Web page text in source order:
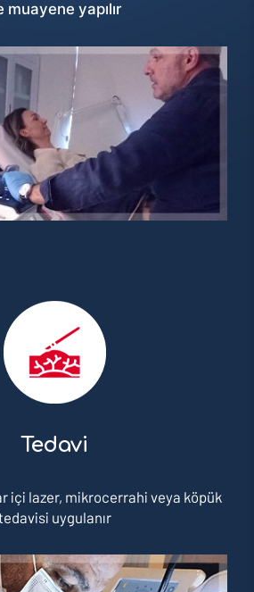
muayene yapılır
Tedavi
içi lazer, mikrocerrahi veya köpük
uygulanır